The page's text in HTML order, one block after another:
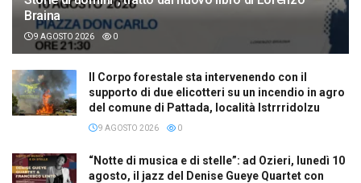
Braina
9 AGOSTO 2026 0
Il Corpo forestale sta intervenendo con il
supporto di due elicotteri su un incendio in agro
del comune di Pattada, località Istrrridolzu
9 AGOSTO 2026 0
“Notte di musica e di stelle”: ad Ozieri, lunedì 10
agosto, il jazz del Denise Gueye Quartet con